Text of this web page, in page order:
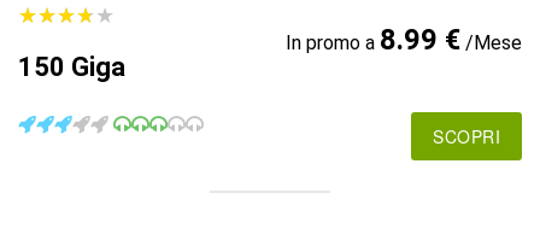
★★★★★
★★★★★
150 Giga
In promo a 8.99 €/Mese
SCOPRI